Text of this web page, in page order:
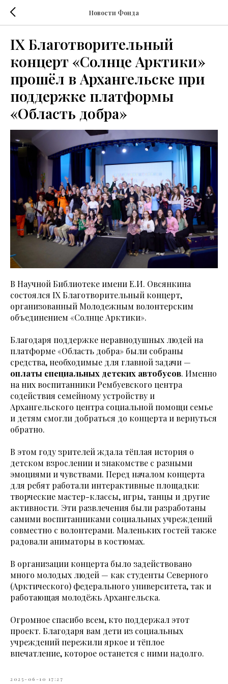
Новости Фонда
IX Благотворительный
концерт «Солнце Арктики»
прошёл в Архангельске при
поддержке платформы
«Область добра»
В Научной Библиотеке имени Е.И. Овсянкина
состоялся IX Благотворительный концерт,
организованный Молодежным волонтерским
объединением «Солнце Арктики».
Благодаря поддержке неравнодушных людей на
платформе «Область добра» были собраны
средства, необходимые для главной задачи —
оплаты специальных детских автобусов. Именно
на них воспитанники Рембуевского центра
содействия семейному устройству и
Архангельского центра социальной помощи семье
и детям смогли добраться до концерта и вернуться
обратно.
В этом году зрителей ждала тёплая история о
детском взрослении и знакомстве с разными
эмоциями и чувствами. Перед началом концерта
для ребят работали интерактивные площадки:
творческие мастер-классы, игры, танцы и другие
активности. Эти развлечения были разработаны
самими воспитанниками социальных учреждений
совместно с волонтерами. Маленьких гостей также
радовали аниматоры в костюмах.
В организации концерта было задействовано
много молодых людей — как студенты Северного
(Арктического) федерального университета, так и
работающая молодёжь Архангельска.
Огромное спасибо всем, кто поддержал этот
проект. Благодаря вам дети из социальных
учреждений пережили яркое и тёплое
впечатление, которое останется с ними надолго.
2025-06-10 17:27